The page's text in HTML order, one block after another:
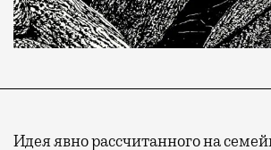
Идея явно рассчитанного на